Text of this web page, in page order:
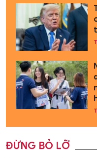
ĐỪNG BỎ LỠ